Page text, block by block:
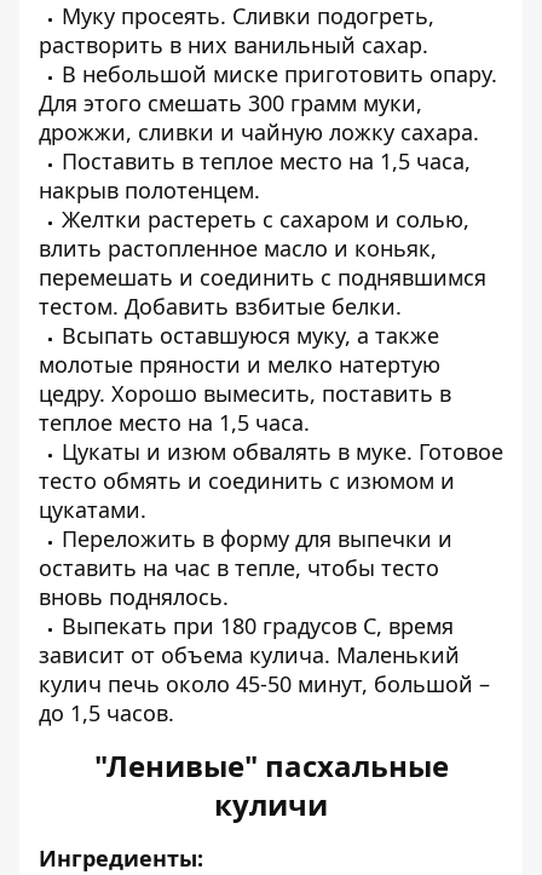
Муку просеять. Сливки подогреть,
растворить в них ванильный сахар.
В небольшой миске приготовить опару.
Для этого смешать 300 грамм муки,
дрожжи, сливки и чайную ложку сахара.
Поставить в теплое место на 1,5 часа,
накрыв полотенцем.
Желтки растереть с сахаром и солью,
влить растопленное масло и коньяк,
перемешать и соединить с поднявшимся
тестом. Добавить взбитые белки.
Всыпать оставшуюся муку, а также
молотые пряности и мелко натертую
цедру. Хорошо вымесить, поставить в
теплое место на 1,5 часа.
Цукаты и изюм обвалять в муке. Готовое
тесто обмять и соединить с изюмом и
цукатами.
Переложить в форму для выпечки и
оставить на час в тепле, чтобы тесто
вновь поднялось.
Выпекать при 180 градусов С, время
зависит от объема кулича. Маленький
кулич печь около 45-50 минут, большой –
до 1,5 часов.
"Ленивые" пасхальные
куличи
Ингредиенты: